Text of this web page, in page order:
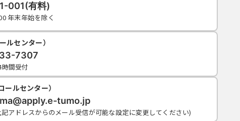
001(有料)
年末年始を除く
ルセンター）
7307
間受付
ールセンター）
tumo.jp
アドレスからのメール受信が可能な設定に変更してください)